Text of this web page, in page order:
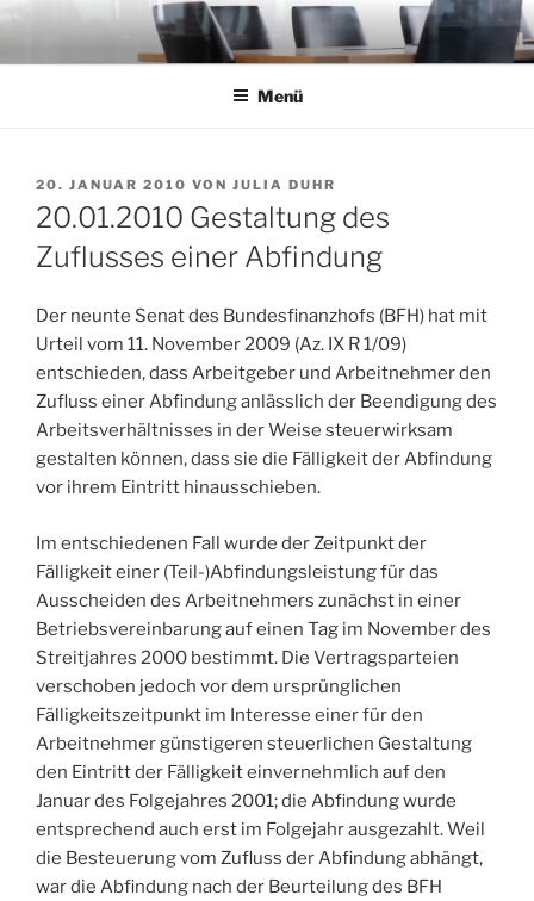
Zum
springen
Menü
VERÖFFENTLICHT
AM
20. JANUAR 2010 VON JULIA DUHR
20.01.2010 Gestaltung des
Zuflusses einer Abfindung
Der neunte Senat des Bundesfinanzhofs (BFH) hat mit
Urteil vom 11. November 2009 (Az. IX R 1/09)
entschieden, dass Arbeitgeber und Arbeitnehmer den
Zufluss einer Abfindung anlässlich der Beendigung des
Arbeitsverhältnisses in der Weise steuerwirksam
gestalten können, dass sie die Fälligkeit der Abfindung
vor ihrem Eintritt hinausschieben.
Im entschiedenen Fall wurde der Zeitpunkt der
Fälligkeit einer (Teil-)Abfindungsleistung für das
Ausscheiden des Arbeitnehmers zunächst in einer
Betriebsvereinbarung auf einen Tag im November des
Streitjahres 2000 bestimmt. Die Vertragsparteien
verschoben jedoch vor dem ursprünglichen
Fälligkeitszeitpunkt im Interesse einer für den
Arbeitnehmer günstigeren steuerlichen Gestaltung
den Eintritt der Fälligkeit einvernehmlich auf den
Januar des Folgejahres 2001; die Abfindung wurde
entsprechend auch erst im Folgejahr ausgezahlt. Weil
die Besteuerung vom Zufluss der Abfindung abhängt,
war die Abfindung nach der Beurteilung des BFH